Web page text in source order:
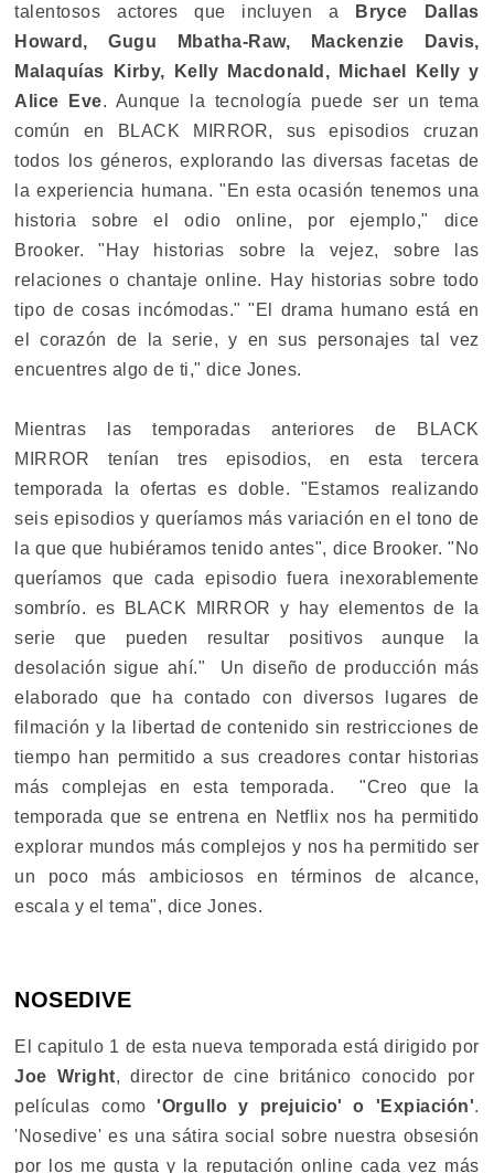
talentosos actores que incluyen a
Bryce Dallas
Howard, Gugu Mbatha-Raw, Mackenzie Davis,
Malaquías Kirby, Kelly Macdonald, Michael Kelly y
Alice Eve. Aunque la tecnología puede ser un tema
común en BLACK MIRROR, sus episodios cruzan
todos los géneros, explorando las diversas facetas de
la experiencia humana. "En esta ocasión tenemos una
historia sobre el odio online, por ejemplo," dice
Brooker. "Hay historias sobre la vejez, sobre las
relaciones o chantaje online. Hay historias sobre todo
tipo de cosas incómodas." "El drama humano está en
el corazón de la serie, y en sus personajes tal vez
encuentres algo de ti," dice Jones.
Mientras las temporadas anteriores de BLACK
MIRROR tenían tres episodios, en esta tercera
temporada la ofertas es doble. "Estamos realizando
seis episodios y queríamos más variación en el tono de
la que que hubiéramos tenido antes", dice Brooker. "No
queríamos que cada episodio fuera inexorablemente
sombrío. es BLACK MIRROR y hay elementos de la
serie que pueden resultar positivos aunque la
desolación sigue ahí." Un diseño de producción más
elaborado que ha contado con diversos lugares de
filmación y la libertad de contenido sin restricciones de
tiempo han permitido a sus creadores contar historias
más complejas en esta temporada. "Creo que la
temporada que se entrena en Netflix nos ha permitido
explorar mundos más complejos y nos ha permitido ser
un poco más ambiciosos en términos de alcance,
escala y el tema", dice Jones.
NOSEDIVE
El capitulo 1 de esta nueva temporada está dirigido por
Joe Wright, director de cine británico conocido por
películas como 'Orgullo y prejuicio' o 'Expiación'.
'Nosedive' es una sátira social sobre nuestra obsesión
por los me gusta y la reputación online cada vez más